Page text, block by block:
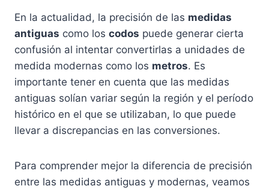
En la actualidad, la precisión de las medidas
antiguas como los codos puede generar cierta
confusión al intentar convertirlas a unidades de
medida modernas como los metros. Es
importante tener en cuenta que las medidas
antiguas solían variar según la región y el período
histórico en el que se utilizaban, lo que puede
llevar a discrepancias en las conversiones.
Para comprender mejor la diferencia de precisión
entre las medidas antiguas y modernas, veamos